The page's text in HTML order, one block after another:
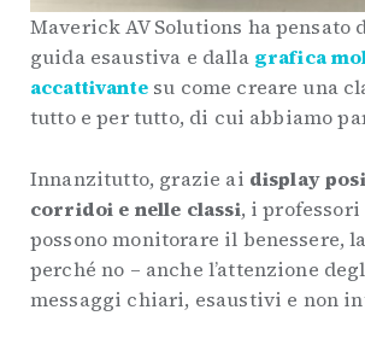
Maverick AV Solutions ha pensato
guida esaustiva e dalla grafica
accattivantesu come creare una
tutto e per tutto, di cui abbiamo
Innanzitutto, grazie ai display
corridoi e nelle classi, i
possono monitorare il benessere,
perché no – anche l’attenzione
messaggi chiari, esaustivi e non